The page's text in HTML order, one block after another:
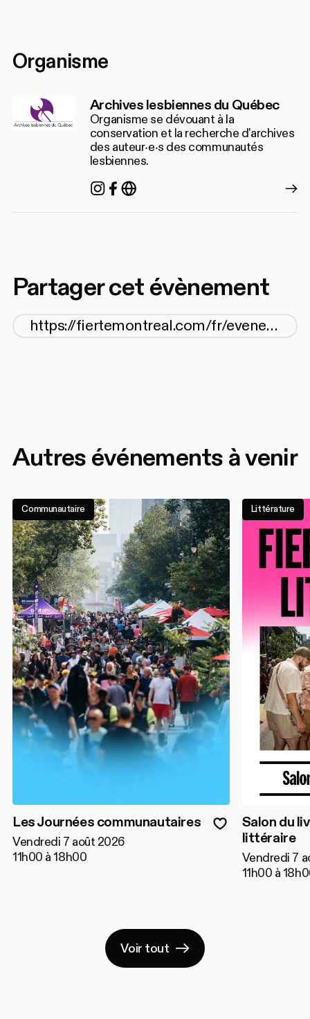
Organisme
Archives lesbiennes du Québec
Organisme se dévouant à la
conservation et la recherche d'archives
des auteur‧e‧s des communautés
lesbiennes.
Instagram
Facebook
https://
Partager cet évènement
Autres événements à venir
Communautaire
Les Journées communautaires
Vendredi 7 août 2026
11h00 à 18h00
Littérature
Salon du
littéraire
Vendredi 7
11h00 à
Voir tout